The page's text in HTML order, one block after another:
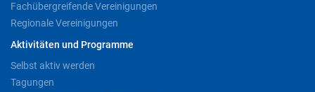
Fachübergreifende Vereinigungen
Regionale Vereinigungen
Aktivitäten und Programme
Selbst aktiv werden
Tagungen